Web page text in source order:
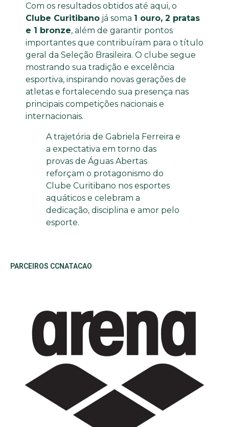
Com os resultados obtidos até aqui, o
Clube Curitibano já soma 1 ouro, 2 pratas
e 1 bronze, além de garantir pontos
importantes que contribuíram para o título
geral da Seleção Brasileira. O clube segue
mostrando sua tradição e excelência
esportiva, inspirando novas gerações de
atletas e fortalecendo sua presença nas
principais competições nacionais e
internacionais.
A trajetória de Gabriela Ferreira e
a expectativa em torno das
provas de Águas Abertas
reforçam o protagonismo do
Clube Curitibano nos esportes
aquáticos e celebram a
dedicação, disciplina e amor pelo
esporte.
PARCEIROS CCNATACAO